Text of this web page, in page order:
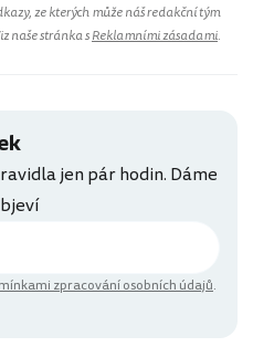
ze kterých může náš redakční tým
naše stránka sReklamními zásadami.
jen pár hodin. Dáme
zpracování osobních údajů.